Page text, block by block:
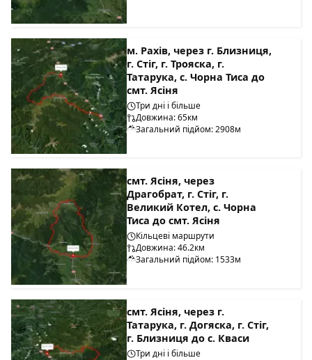
м. Рахів, через г. Близниця,
г. Стіг, г. Трояска, г.
Татарука, с. Чорна Тиса до
смт. Ясіня
Три дні і більше
Довжина: 65км
Загальний підйом: 2908м
смт. Ясіня, через
Драгобрат, г. Стіг, г.
Великий Котел, с. Чорна
Тиса до смт. Ясіня
Кільцеві маршрути
Довжина: 46.2км
Загальний підйом: 1533м
смт. Ясіня, через г.
Татарука, г. Догяска, г. Стіг,
г. Близниця до с. Кваси
Три дні і більше